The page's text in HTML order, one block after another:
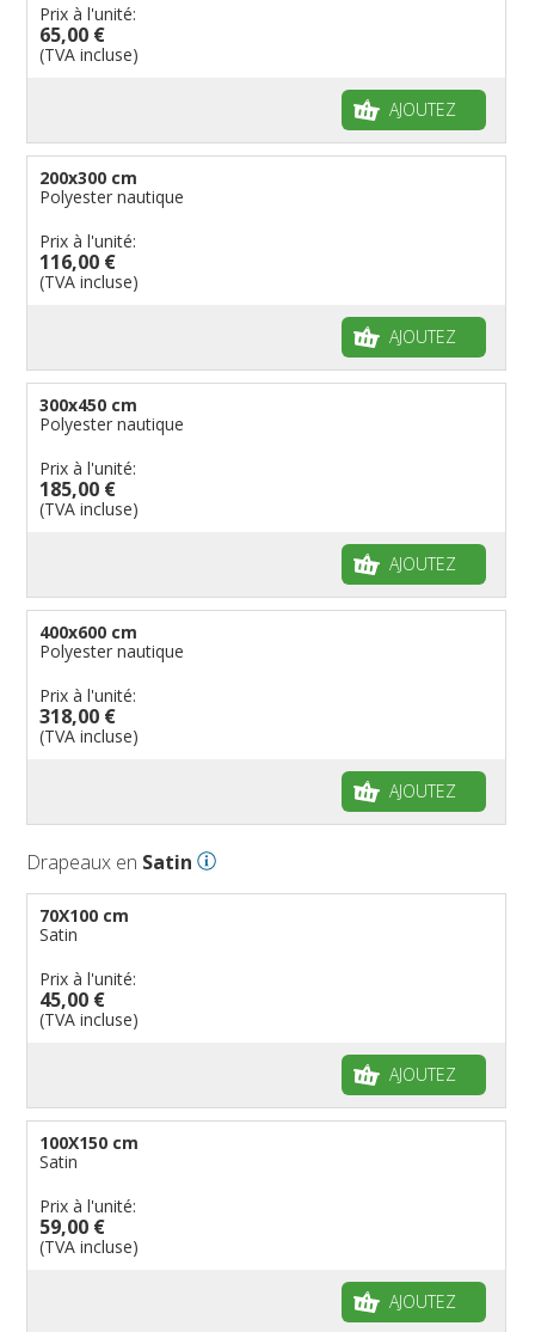
Prix à l'unité:
65,00 €
(TVA incluse)
AJOUTEZ
200x300 cm
Polyester nautique
Prix à l'unité:
116,00 €
(TVA incluse)
AJOUTEZ
300x450 cm
Polyester nautique
Prix à l'unité:
185,00 €
(TVA incluse)
AJOUTEZ
400x600 cm
Polyester nautique
Prix à l'unité:
318,00 €
(TVA incluse)
AJOUTEZ
Drapeaux en Satin
70X100 cm
Satin
Prix à l'unité:
45,00 €
(TVA incluse)
AJOUTEZ
100X150 cm
Satin
Prix à l'unité:
59,00 €
(TVA incluse)
AJOUTEZ